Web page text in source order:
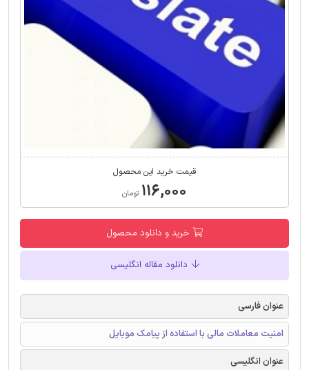
قیمت خرید این محصول
۱۱۶,۰۰۰ تومان
خرید و دانلود محصول
دانلود مقاله انگلیسی
عنوان فارسی
امنیت معاملات مالی با استفاده از پیامک موبایل
عنوان انگلیسی